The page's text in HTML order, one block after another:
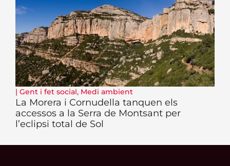
| Gent i fet social, Medi ambient
La Morera i Cornudella tanquen els
accessos a la Serra de Montsant per
l’eclipsi total de Sol